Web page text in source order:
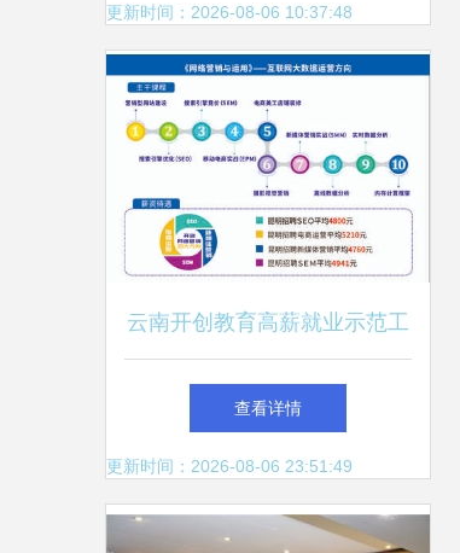
共服务标准化与安全播出调研
更新时间：2026-08-06 10:37:48
云南开创教育高薪就业示范工
程 引领高中后技能+学历新模
式
查看详情
更新时间：2026-08-06 23:51:49